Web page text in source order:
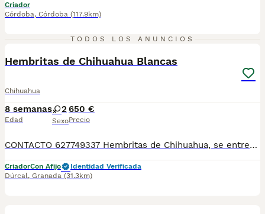
Criador
Córdoba, Córdoba (117.9km)
TODOS LOS ANUNCIOS
Hembritas de Chihuahua Blancas
Chihuahua
8 semanas
Edad
2
Sexo
650 €
Precio
CONTACTO 627749337 Hembritas de Chihuahua, se entregan vacunados, desparasitados con su cartilla veterinaria. Criador profesional con afijo de la RSCE y FCI Centro de cria autorizado con núcleo zoológico Registro de criador autorizado
CriadorCon Afijo
Identidad Verificada
Dúrcal, Granada (31.3km)